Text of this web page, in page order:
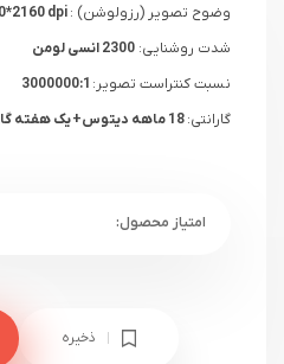
وضوح تصویر (رزولوشن) :
شدت روشنایی: 2300 انسی لومن
نسبت کنتراست تصویر:
گارانتی:
ذخیره